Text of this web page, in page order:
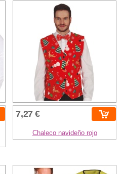
7,27 €
Chaleco navideño rojo